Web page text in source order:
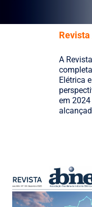
A
Elétrica
em